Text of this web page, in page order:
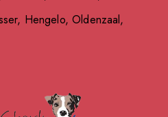
, Hengelo,Oldenzaal,